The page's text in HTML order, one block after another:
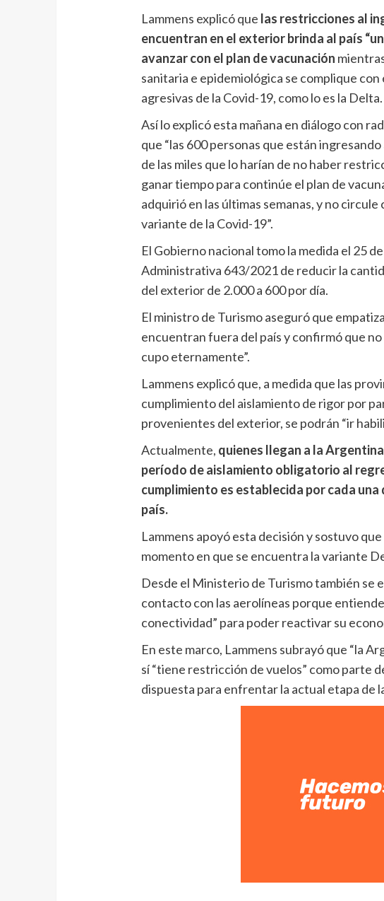
Lammens explicó que las restricciones al
encuentran en el exterior brinda al país
avanzar con el plan de vacunación
sanitaria e epidemiológica se complique
agresivas de la Covid-19, como lo es la Delta.
Así lo explicó esta mañana en diálogo con
que “las 600 personas que están
de las miles que lo harían de no haber
ganar tiempo para continúe el plan de
adquirió en las últimas semanas, y no
variante de la Covid-19”.
El Gobierno nacional tomo la medida el 25
Administrativa 643/2021 de reducir la
del exterior de 2.000 a 600 por día.
El ministro de Turismo aseguró que
encuentran fuera del país y confirmó que
cupo eternamente”.
Lammens explicó que, a medida que las
cumplimiento del aislamiento de rigor por
provenientes del exterior, se podrán “ir
Actualmente, quienes llegan a la
período de aislamiento obligatorio al
cumplimiento es establecida por cada una
país.
Lammens apoyó esta decisión y sostuvo
momento en que se encuentra la variante
Desde el Ministerio de Turismo también se
contacto con las aerolíneas porque
conectividad” para poder reactivar su
En este marco, Lammens subrayó que “la
sí “tiene restricción de vuelos” como parte
dispuesta para enfrentar la actual etapa de